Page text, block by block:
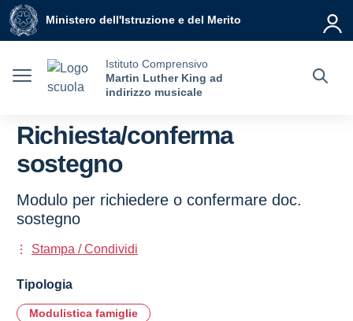
Vai ai contenuti
Vai al menu di navigazione
Vai al footer
Ministero dell'Istruzione e del Merito
Istituto Comprensivo
Martin Luther King ad
indirizzo musicale
Richiesta/conferma
sostegno
Modulo per richiedere o confermare doc.
sostegno
Stampa / Condividi
Tipologia
Modulistica famiglie